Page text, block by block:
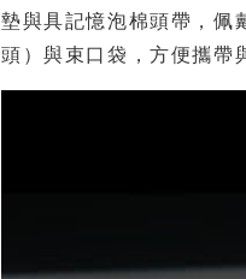
墊與具記憶泡棉頭帶，
頭）與束口袋，方便攜帶